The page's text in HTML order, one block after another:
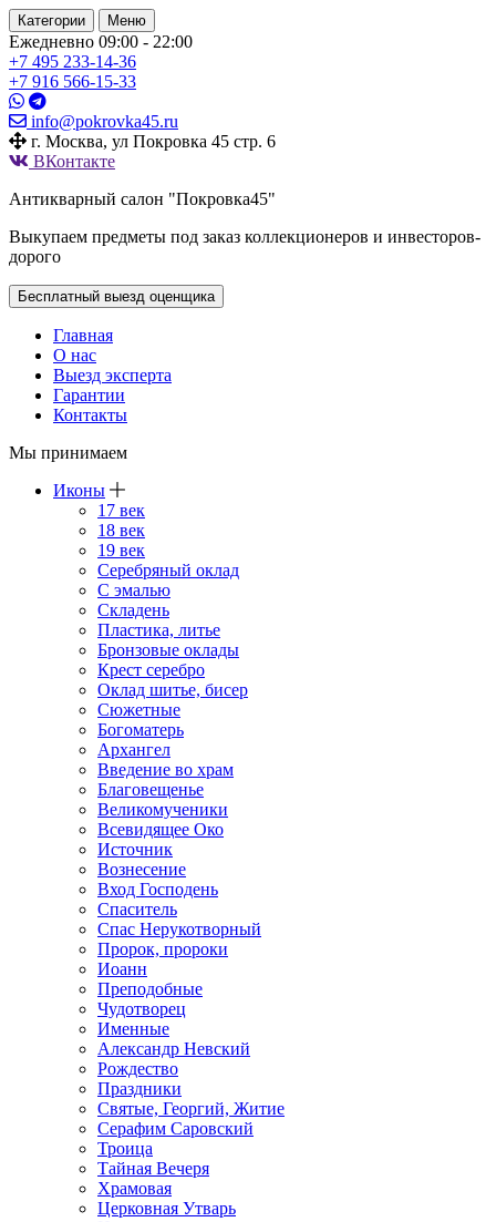
Категории Меню
Ежедневно 09:00 - 22:00
+7 495 233-14-36
+7 916 566-15-33
info@pokrovka45.ru
г. Москва, ул Покровка 45 стр. 6
ВКонтакте
Антикварный салон "Покровка45"
Выкупаем предметы под заказ коллекционеров и инвесторов-
дорого
Бесплатный выезд оценщика
Главная
О нас
Выезд эксперта
Гарантии
Контакты
Мы принимаем
Иконы
17 век
18 век
19 век
Серебряный оклад
С эмалью
Складень
Пластика, литье
Бронзовые оклады
Крест серебро
Оклад шитье, бисер
Сюжетные
Богоматерь
Архангел
Введение во храм
Благовещенье
Великомученики
Всевидящее Око
Источник
Вознесение
Вход Господень
Спаситель
Спас Нерукотворный
Пророк, пророки
Иоанн
Преподобные
Чудотворец
Именные
Александр Невский
Рождество
Праздники
Святые, Георгий, Житие
Серафим Саровский
Троица
Тайная Вечеря
Храмовая
Церковная Утварь